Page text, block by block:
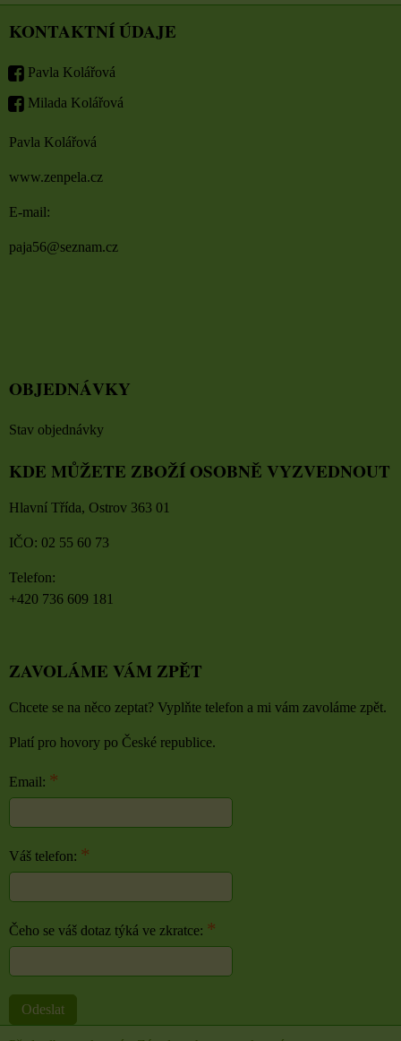
KONTAKTNÍ ÚDAJE
Pavla Kolářová
Milada Kolářová
Pavla Kolářová
www.zenpela.cz
E-mail:
paja56@seznam.cz
OBJEDNÁVKY
Stav objednávky
KDE MŮŽETE ZBOŽÍ OSOBNĚ VYZVEDNOUT
Hlavní Třída, Ostrov 363 01
IČO: 02 55 60 73
Telefon:
+420 736 609 181
ZAVOLÁME VÁM ZPĚT
Chcete se na něco zeptat? Vyplňte telefon a mi vám zavoláme zpět.
Platí pro hovory po České republice.
Email: *
Váš telefon: *
Čeho se váš dotaz týká ve zkratce: *
Odeslat